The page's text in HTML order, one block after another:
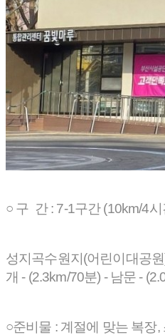
○ 구 간 : 7-1구간 (10km/4
성지곡수원지(어린이대공
개 - (2.3km/70분) - 남문 -
○준비물 : 계절에 맞는 복장